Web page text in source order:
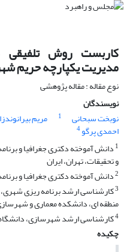
مدیریت یکپارچه حریم
نوع مقاله : مقاله پژوهشی
نویسندگان
نوبخت سبحانی
1 مریم
احمدی پرگو4
1دانش آموخته دکتری جغرافیا و
و تحقیقات، تهران، ایران
2دانش آموخته دکتری جغرافیا و
3کارشناسی ارشد برنامه ریزی
منطقه ای، دانشکده معماری و
4کارشناسی ارشد شهرسازی،
چکیده